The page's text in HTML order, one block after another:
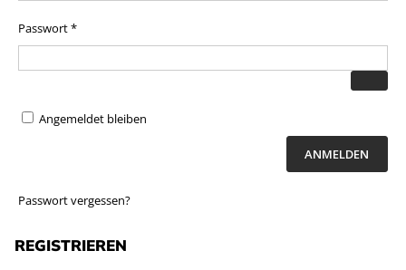
Passwort*Erforderlich
Angemeldet bleiben
ANMELDEN
Passwort vergessen?
REGISTRIEREN